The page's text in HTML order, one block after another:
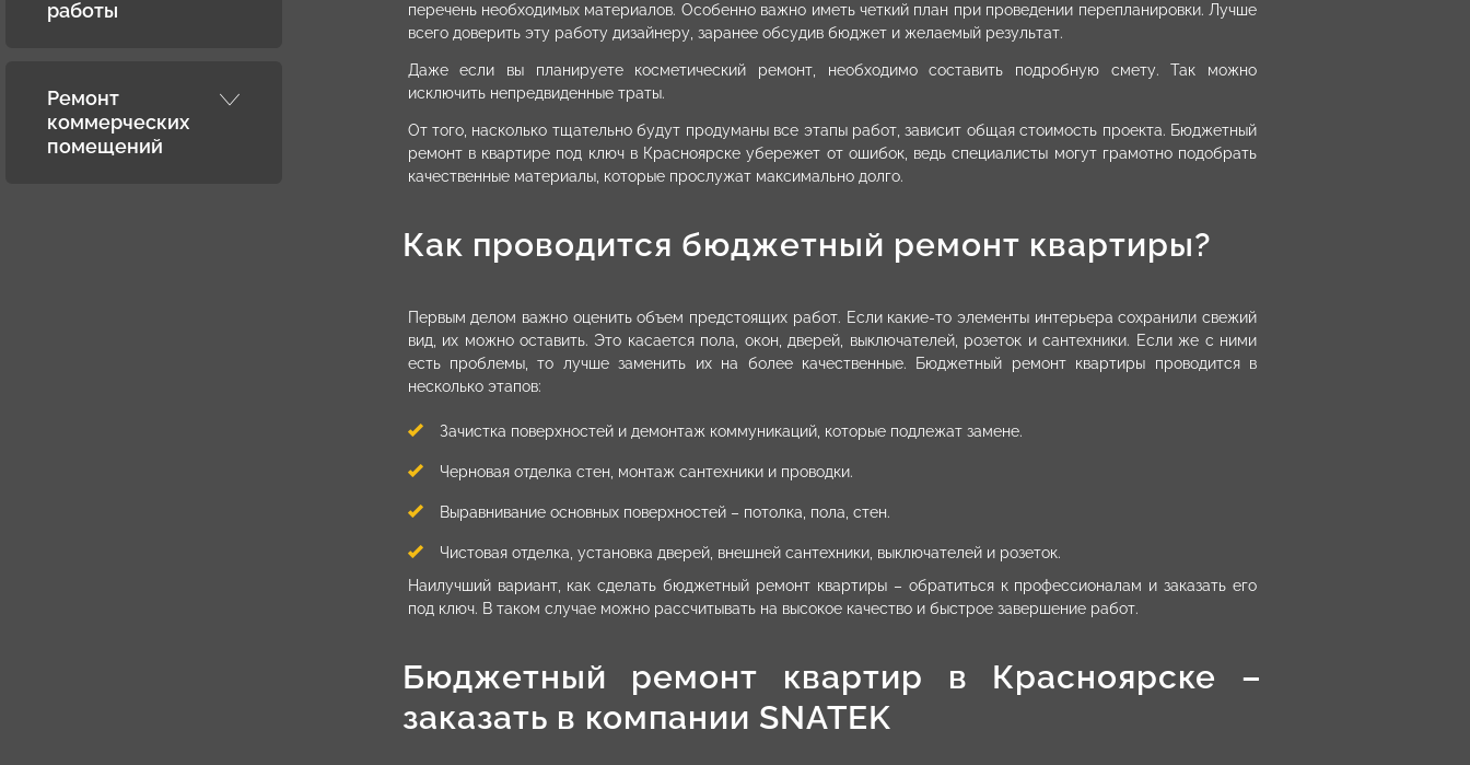
работы
Ремонт
коммерческих
помещений
перечень необходимых материалов. Особенно важно иметь четкий план при проведении перепланировки. Лучше
всего доверить эту работу дизайнеру, заранее обсудив бюджет и желаемый результат.
Даже если вы планируете косметический ремонт, необходимо составить подробную смету. Так можно
исключить непредвиденные траты.
От того, насколько тщательно будут продуманы все этапы работ, зависит общая стоимость проекта. Бюджетный
ремонт в квартире под ключ в Красноярске убережет от ошибок, ведь специалисты могут грамотно подобрать
качественные материалы, которые прослужат максимально долго.
Как проводится бюджетный ремонт квартиры?
Первым делом важно оценить объем предстоящих работ. Если какие-то элементы интерьера сохранили свежий
вид, их можно оставить. Это касается пола, окон, дверей, выключателей, розеток и сантехники. Если же с ними
есть проблемы, то лучше заменить их на более качественные. Бюджетный ремонт квартиры проводится в
несколько этапов:
Зачистка поверхностей и демонтаж коммуникаций, которые подлежат замене.
Черновая отделка стен, монтаж сантехники и проводки.
Выравнивание основных поверхностей – потолка, пола, стен.
Чистовая отделка, установка дверей, внешней сантехники, выключателей и розеток.
Наилучший вариант, как сделать бюджетный ремонт квартиры – обратиться к профессионалам и заказать его
под ключ. В таком случае можно рассчитывать на высокое качество и быстрое завершение работ.
Бюджетный ремонт квартир в Красноярске –
заказать в компании SNATEK